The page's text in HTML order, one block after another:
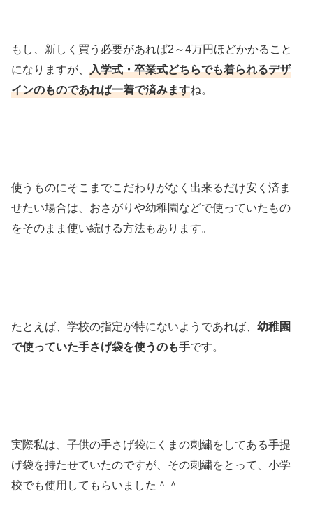
もし、新しく買う必要があれば2～4万円ほどかかること
になりますが、入学式・卒業式どちらでも着られるデザ
インのものであれば一着で済みますね。
使うものにそこまでこだわりがなく出来るだけ安く済ま
せたい場合は、おさがりや幼稚園などで使っていたもの
をそのまま使い続ける方法もあります。
たとえば、学校の指定が特にないようであれば、幼稚園
で使っていた手さげ袋を使うのも手です。
実際私は、子供の手さげ袋にくまの刺繍をしてある手提
げ袋を持たせていたのですが、その刺繍をとって、小学
校でも使用してもらいました＾＾